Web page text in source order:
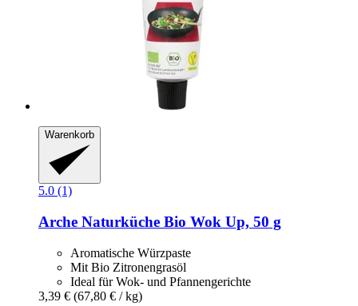
Warenkorb
5.0 (1)
Arche Naturküche Bio Wok Up, 50 g
Aromatische Würzpaste
Mit Bio Zitronengrasöl
Ideal für Wok- und Pfannengerichte
3,39 € (67,80 € / kg)